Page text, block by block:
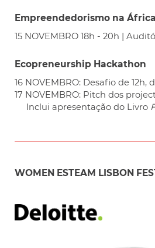
Empreendedorismo na
15 NOVEMBRO 18h - 20h |
Ecopreneurship Hackathon
16 NOVEMBRO: Desafio de
17 NOVEMBRO: Pitch dos
Inclui apresentação do Livro
WOMEN ESTEAM LISBON